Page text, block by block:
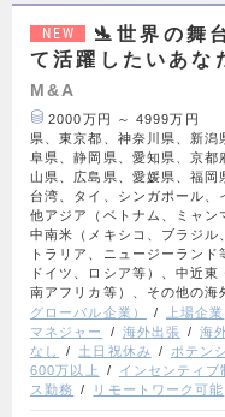
NEW
🛬世界の舞
て活躍したいあな
M&A
2000万円 ～ 4999万円
県、東京都、神奈川県、新
阜県、静岡県、愛知県、京都
山県、広島県、愛媛県、福岡
台湾、タイ、シンガポール
他アジア（ベトナム、ミャン
中南米（メキシコ、ブラジル
トラリア、ニュージーラン
ドイツ、ロシア等）、中近
南アフリカ等）、その他の海
グローバル企業）
上場企業
マネジャー
海外出張 海
なし
土日祝休み ポテン
600万以上
インセンティブ
ス勤務
リモートワーク可能